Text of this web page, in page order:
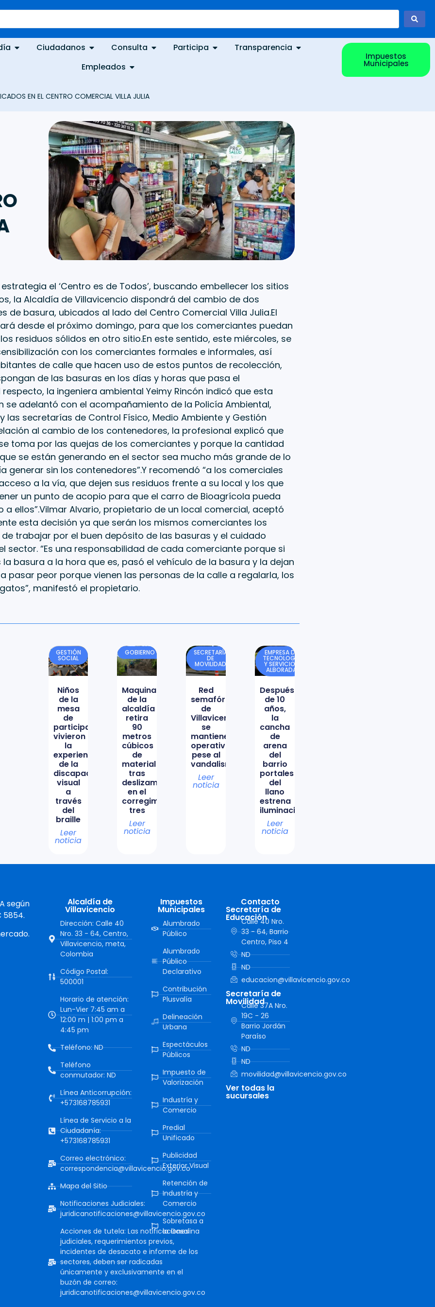
Ciudadanos Consulta Participa
Transparencia
Empleados
Impuestos
Municipales
EN EL CENTRO COMERCIAL VILLA JULIA
el ‘Centro es de Todos’, buscando embellecer los sitios
la Alcaldía de Villavicencio dispondrá del cambio de dos
de basura, ubicados al lado del Centro Comercial Villa Julia.El
desde el próximo domingo, para que los comerciantes puedan
residuos sólidos en otro sitio.En este sentido, este miércoles, se
con los comerciantes formales e informales, así
de calle que hacen uso de estos puntos de recolección,
de las basuras en los días y horas que pasa el
respecto, la ingeniera ambiental Yeimy Rincón indicó que esta
se adelantó con el acompañamiento de la Policía Ambiental,
las secretarías de Control Físico, Medio Ambiente y Gestión
al cambio de los contenedores, la profesional explicó que
toma por las quejas de los comerciantes y porque la cantidad
se están generando en el sector sea mucho más grande de lo
generar sin los contenedores”.Y recomendó “a los comerciales
a la vía, que dejen sus residuos frente a su local y los que
un punto de acopio para que el carro de Bioagrícola pueda
a ellos”.Vilmar Alvario, propietario de un local comercial, aceptó
esta decisión ya que serán los mismos comerciantes los
trabajar por el buen depósito de las basuras y el cuidado
sector. “Es una responsabilidad de cada comerciante porque si
basura a la hora que es, pasó el vehículo de la basura y la dejan
pasar peor porque vienen las personas de la calle a regalarla, los
manifestó el propietario.
GESTIÓN
SOCIAL
Niños
de la
mesa
de
participación
vivieron
la
experiencia
de la
discapacidad
visual
a
través
del
braille
Leer
noticia
GOBIERNO
Maquinaria
de la
alcaldía
retira
90
metros
cúbicos
de
material
tras
deslizamiento
en el
corregimiento
tres
Leer
noticia
SECRETARÍA
DE
MOVILIDAD
Red
semafórica
de
Villavicencio
se
mantiene
operativa
pese al
vandalismo
Leer
noticia
EMPRESA DE
TECNOLOGÍA
Y SERVICIOS
ALBORADA
Después
de 10
años,
la
cancha
de
arena
del
barrio
portales
del
llano
estrena
iluminación
Leer
noticia
según
5854.
Alcaldía de
Villavicencio
Dirección: Calle 40
Nro. 33 - 64, Centro,
Villavicencio, meta,
Colombia
Código Postal:
500001
Horario de atención:
Lun-Vier 7:45 am a
12:00 m | 1:00 pm a
4:45 pm
Teléfono: ND
Teléfono
conmutador: ND
Línea Anticorrupción:
+573168785931
Línea de Servicio a la
Ciudadanía:
+573168785931
Correo electrónico:
correspondencia@villavicencio.gov.co
Mapa del Sitio
Notificaciones Judiciales:
juridicanotificaciones@villavicencio.gov.co
Acciones de tutela: Las notificaciones
judiciales, requerimientos previos,
incidentes de desacato e informe de los
sectores, deben ser radicadas
únicamente y exclusivamente en el
buzón de correo:
juridicanotificaciones@villavicencio.gov.co
Impuestos
Municipales
Alumbrado
Público
Alumbrado
Público
Declarativo
Contribución
Plusvalía
Delineación
Urbana
Espectáculos
Públicos
Impuesto de
Valorización
Industría y
Comercio
Predial
Unificado
Publicidad
Exterior Visual
Retención de
Industría y
Comercio
Sobretasa a
la Gasolina
Contacto
Secretaría de
Educación
Calle 40 Nro.
33 - 64, Barrio
Centro, Piso 4
ND
ND
educacion@villavicencio.gov.co
Secretaría de
Movilidad
Calle 37A Nro.
19C - 26
Barrio Jordán
Paraíso
ND
ND
movilidad@villavicencio.gov.co
Ver todas la
sucursales